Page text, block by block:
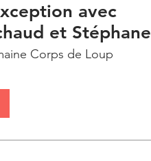
avec
et Stéphane
cœur d'un
Corps de Loup